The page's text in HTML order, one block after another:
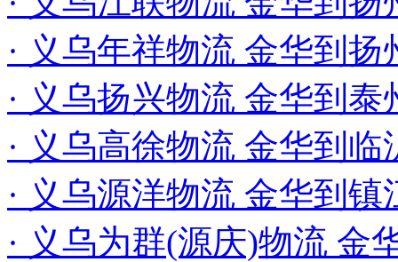
· 义乌年祥物流 金华到
· 义乌扬兴物流 金华到
· 义乌高徐物流 金华到
· 义乌源洋物流 金华到
· 义乌为群(源庆)物流 金